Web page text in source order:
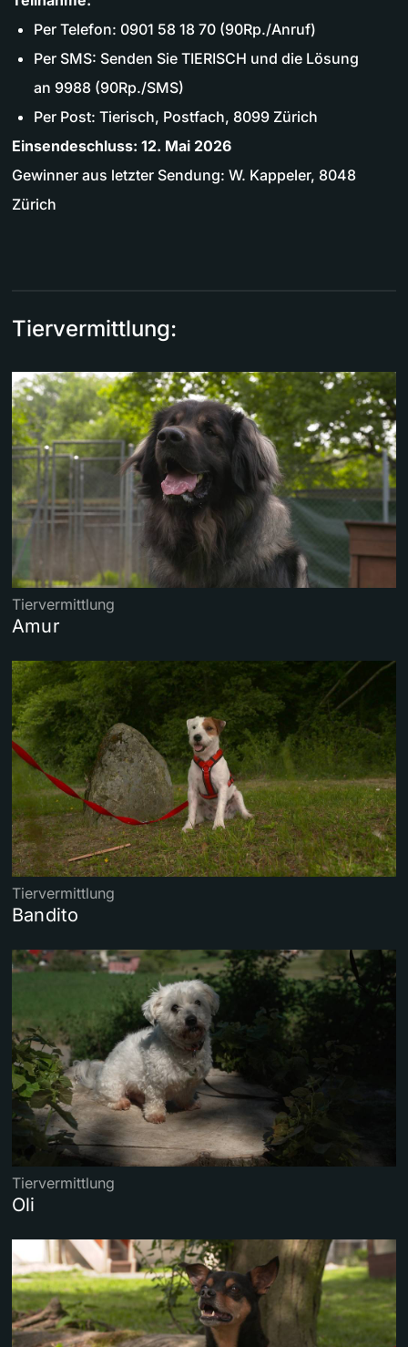
Per Telefon: 0901 58 18 70 (90Rp./Anruf)
Per SMS: Senden Sie TIERISCH und die Lösung
an 9988 (90Rp./SMS)
Per Post: Tierisch, Postfach, 8099 Zürich
Einsendeschluss: 12. Mai 2026
Gewinner aus letzter Sendung: W. Kappeler, 8048
Zürich
Tiervermittlung:
Tiervermittlung
Amur
Tiervermittlung
Bandito
Tiervermittlung
Oli